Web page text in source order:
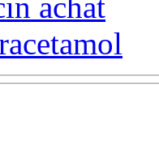
achat